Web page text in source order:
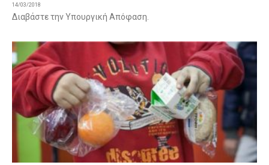
14/03/2018
Διαβάστε την Υπουργική Απόφαση.